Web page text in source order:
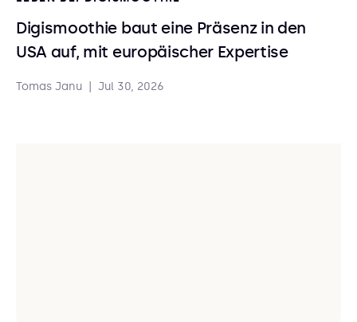
Digismoothie baut eine Präsenz in den
USA auf, mit europäischer Expertise
Tomas Janu Jul 30, 2026